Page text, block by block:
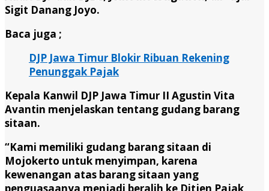
Sigit Danang Joyo.
Baca juga ;
DJP Jawa Timur Blokir Ribuan Rekening
Penunggak Pajak
Kepala Kanwil DJP Jawa Timur II Agustin Vita
Avantin menjelaskan tentang gudang barang
sitaan.
“Kami memiliki gudang barang sitaan di
Mojokerto untuk menyimpan, karena
kewenangan atas barang sitaan yang
penguasaanya menjadi beralih ke Ditjen Pajak